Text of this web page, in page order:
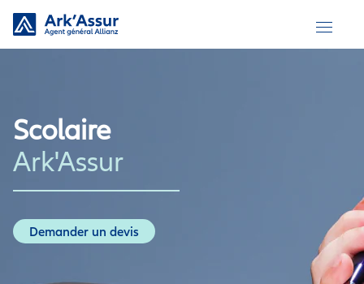
content
Scolaire
Ark'Assur
Demander un devis